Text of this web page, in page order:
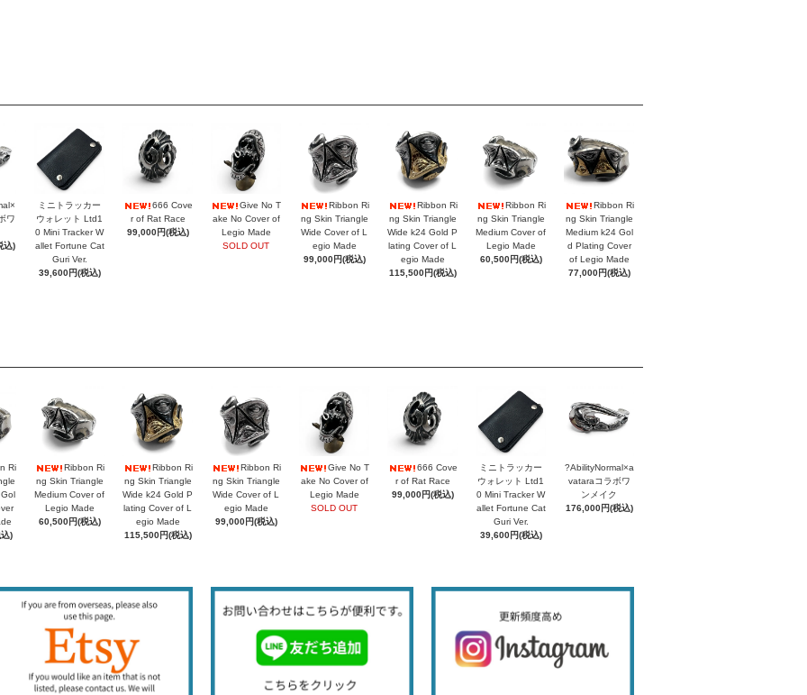
ワ
込)
ミニトラッカー
ウォレット Ltd1
0 Mini Tracker W
allet Fortune Cat
Guri Ver.
39,600円(税込)
666 Cove
r of Rat Race
99,000円(税込)
Give No T
ake No Cover of
Legio Made
SOLD OUT
Ribbon Ri
ng Skin Triangle
Wide Cover of L
egio Made
99,000円(税込)
Ribbon Ri
ng Skin Triangle
Wide k24 Gold P
lating Cover of L
egio Made
115,500円(税込)
Ribbon Ri
ng Skin Triangle
Medium Cover of
Legio Made
60,500円(税込)
Ribbon Ri
ng Skin Triangle
Medium k24 Gol
d Plating Cover
of Legio Made
77,000円(税込)
Ri
)
Ribbon Ri
ng Skin Triangle
Medium Cover of
Legio Made
60,500円(税込)
Ribbon Ri
ng Skin Triangle
Wide k24 Gold P
lating Cover of L
egio Made
115,500円(税込)
Ribbon Ri
ng Skin Triangle
Wide Cover of L
egio Made
99,000円(税込)
Give No T
ake No Cover of
Legio Made
SOLD OUT
666 Cove
r of Rat Race
99,000円(税込)
ミニトラッカー
ウォレット Ltd1
0 Mini Tracker W
allet Fortune Cat
Guri Ver.
39,600円(税込)
?AbilityNormal×a
vataraコラボワ
ンメイク
176,000円(税込)